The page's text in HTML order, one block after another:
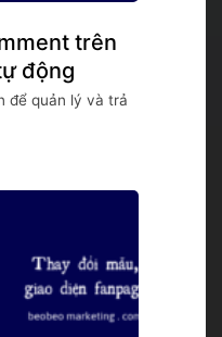
trên
động
để quản lý và trả